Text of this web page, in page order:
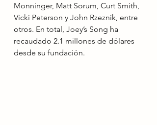
Monninger, Matt Sorum, Curt Smith,
Vicki Peterson y John Rzeznik, entre
otros. En total, Joey’s Song ha
recaudado 2.1 millones de dólares
desde su fundación.